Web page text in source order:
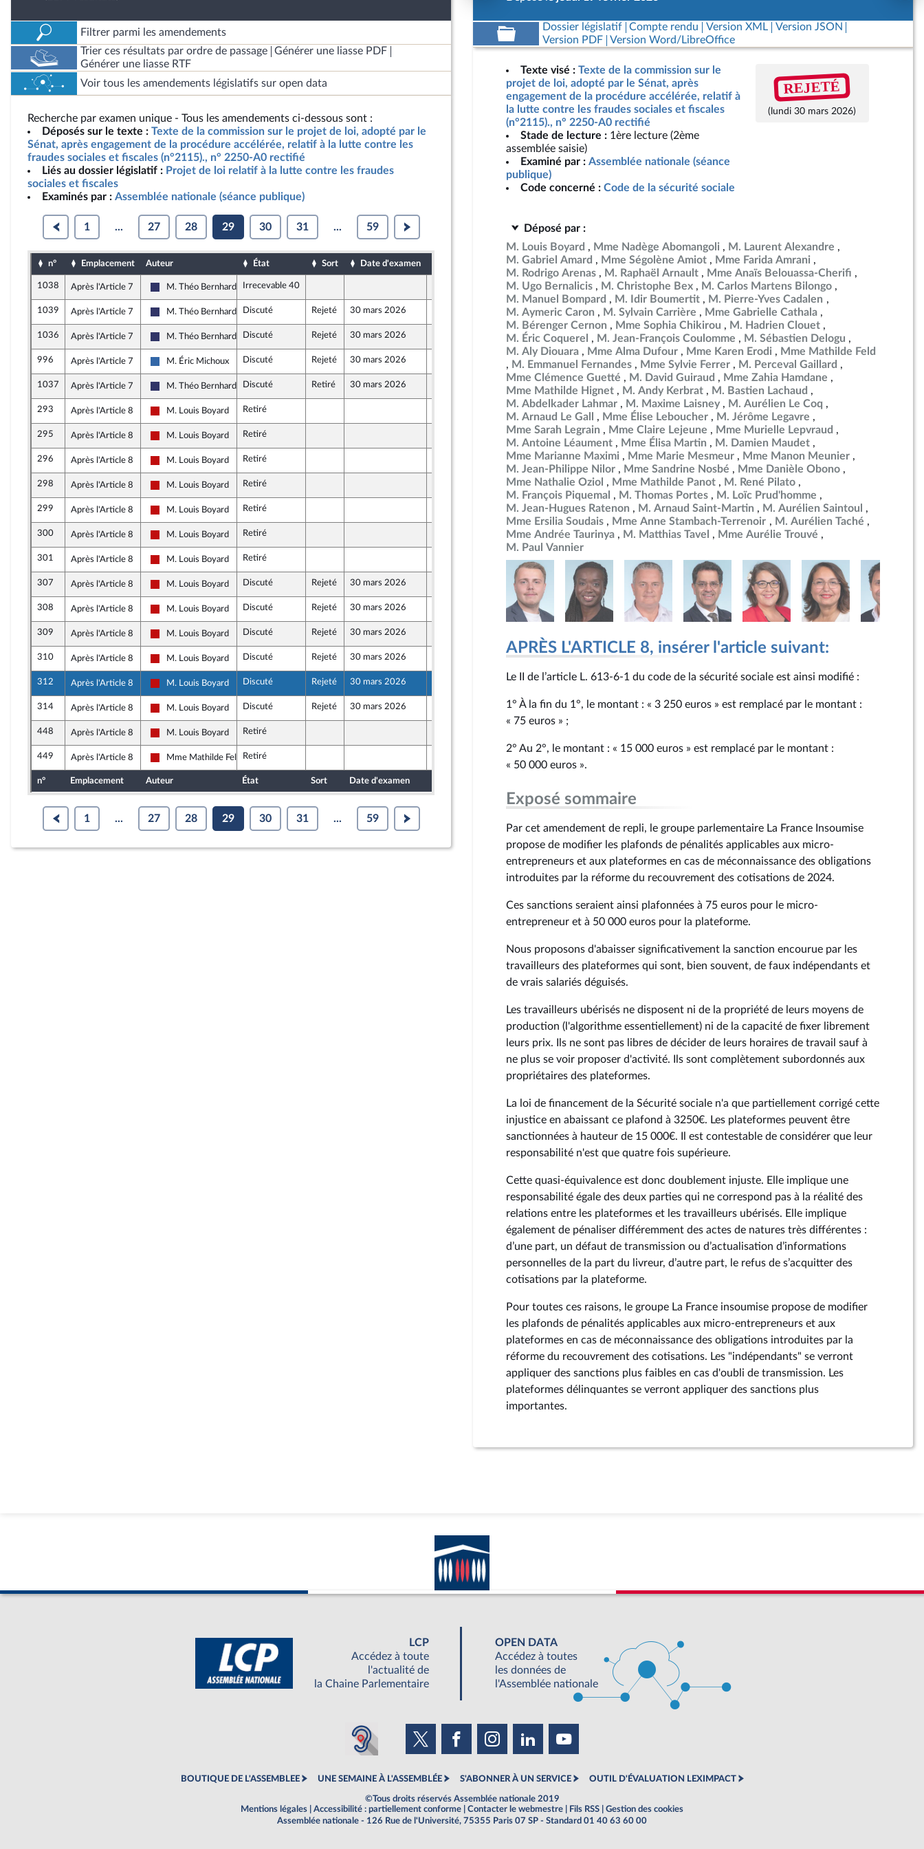
Filtrer parmi les amendements
Trier ces résultats par ordre de passage
Générer une liasse PDF
Générer une liasse RTF
Voir tous les amendements législatifs sur open data
Recherche par examen unique - Tous les amendements ci-dessous sont :
Déposés sur le texte : Texte de la commission sur le projet de loi, adopté par le
Sénat, après engagement de la procédure accélérée, relatif à la lutte contre les
fraudes sociales et fiscales (n°2115)., n° 2250-A0 rectifié
Liés au dossier législatif : Projet de loi relatif à la lutte contre les fraudes
sociales et fiscales
Examinés par : Assemblée nationale (séance publique)
1 ... 27 28 29 30 31 ... 59
n° Emplacement Auteur État Sort Date d'examen
1038 Après l'Article 7
Rassemblement National
M. Théo Bernhardt Irrecevable 40
1039 Après l'Article 7
Rassemblement National
M. Théo Bernhardt Discuté Rejeté 30 mars 2026
1036 Après l'Article 7
Rassemblement National
M. Théo Bernhardt Discuté Rejeté 30 mars 2026
996 Après l'Article 7
Union des droites pour la République
M. Éric Michoux Discuté Rejeté 30 mars 2026
1037 Après l'Article 7
Rassemblement National
M. Théo Bernhardt Discuté Retiré 30 mars 2026
293 Après l'Article 8
La France insoumise - Nouveau Front Populaire
M. Louis Boyard Retiré
295 Après l'Article 8
La France insoumise - Nouveau Front Populaire
M. Louis Boyard Retiré
296 Après l'Article 8
La France insoumise - Nouveau Front Populaire
M. Louis Boyard Retiré
298 Après l'Article 8
La France insoumise - Nouveau Front Populaire
M. Louis Boyard Retiré
299 Après l'Article 8
La France insoumise - Nouveau Front Populaire
M. Louis Boyard Retiré
300 Après l'Article 8
La France insoumise - Nouveau Front Populaire
M. Louis Boyard Retiré
301 Après l'Article 8
La France insoumise - Nouveau Front Populaire
M. Louis Boyard Retiré
307 Après l'Article 8
La France insoumise - Nouveau Front Populaire
M. Louis Boyard Discuté Rejeté 30 mars 2026
308 Après l'Article 8
La France insoumise - Nouveau Front Populaire
M. Louis Boyard Discuté Rejeté 30 mars 2026
309 Après l'Article 8
La France insoumise - Nouveau Front Populaire
M. Louis Boyard Discuté Rejeté 30 mars 2026
310 Après l'Article 8
La France insoumise - Nouveau Front Populaire
M. Louis Boyard Discuté Rejeté 30 mars 2026
312 Après l'Article 8
La France insoumise - Nouveau Front Populaire
M. Louis Boyard Discuté Rejeté 30 mars 2026
314 Après l'Article 8
La France insoumise - Nouveau Front Populaire
M. Louis Boyard Discuté Rejeté 30 mars 2026
448 Après l'Article 8
La France insoumise - Nouveau Front Populaire
M. Louis Boyard Retiré
449 Après l'Article 8
La France insoumise - Nouveau Front Populaire
Mme Mathilde Feld Retiré
n° Emplacement Auteur État Sort Date d'examen
1 ... 27 28 29 30 31 ... 59
Dossier législatif Compte rendu Version XML
Version JSON
Version PDF
Version Word/LibreOffice
Texte visé : Texte de la commission sur le
projet de loi, adopté par le Sénat, après
engagement de la procédure accélérée, relatif à
la lutte contre les fraudes sociales et fiscales
(n°2115)., n° 2250-A0 rectifié
Stade de lecture : 1ère lecture (2ème
assemblée saisie)
Examiné par : Assemblée nationale (séance
publique)
Code concerné : Code de la sécurité sociale
REJETÉ
(lundi 30 mars 2026)
Déposé par :
M. Louis Boyard
Mme Nadège Abomangoli
M. Laurent Alexandre
M. Gabriel Amard
Mme Ségolène Amiot
Mme Farida Amrani
M. Rodrigo Arenas
M. Raphaël Arnault
Mme Anaïs Belouassa-Cherifi
M. Ugo Bernalicis
M. Christophe Bex
M. Carlos Martens Bilongo
M. Manuel Bompard
M. Idir Boumertit
M. Pierre-Yves Cadalen
M. Aymeric Caron
M. Sylvain Carrière
Mme Gabrielle Cathala
M. Bérenger Cernon
Mme Sophia Chikirou
M. Hadrien Clouet
M. Éric Coquerel
M. Jean-François Coulomme
M. Sébastien Delogu
M. Aly Diouara
Mme Alma Dufour Mme Karen Erodi
Mme Mathilde Feld
M. Emmanuel Fernandes
Mme Sylvie Ferrer
M. Perceval Gaillard
Mme Clémence Guetté
M. David Guiraud
Mme Zahia Hamdane
Mme Mathilde Hignet
M. Andy Kerbrat
M. Bastien Lachaud
M. Abdelkader Lahmar
M. Maxime Laisney
M. Aurélien Le Coq
M. Arnaud Le Gall
Mme Élise Leboucher
M. Jérôme Legavre
Mme Sarah Legrain
Mme Claire Lejeune
Mme Murielle Lepvraud
M. Antoine Léaument
Mme Élisa Martin
M. Damien Maudet
Mme Marianne Maximi
Mme Marie Mesmeur
Mme Manon Meunier
M. Jean-Philippe Nilor
Mme Sandrine Nosbé
Mme Danièle Obono
Mme Nathalie Oziol
Mme Mathilde Panot
M. René Pilato
M. François Piquemal
M. Thomas Portes
M. Loïc Prud'homme
M. Jean-Hugues Ratenon
M. Arnaud Saint-Martin
M. Aurélien Saintoul
Mme Ersilia Soudais
Mme Anne Stambach-Terrenoir
M. Aurélien Taché
Mme Andrée Taurinya
M. Matthias Tavel
Mme Aurélie Trouvé
M. Paul Vannier
APRÈS L'ARTICLE 8, insérer l'article suivant:
Le II de l’article L. 613‑6‑1 du code de la sécurité sociale est ainsi modifié :
1° À la fin du 1°, le montant : « 3 250 euros » est remplacé par le montant :
« 75 euros » ;
2° Au 2°, le montant : « 15 000 euros » est remplacé par le montant :
« 50 000 euros ».
Exposé sommaire
Par cet amendement de repli, le groupe parlementaire La France Insoumise
propose de modifier les plafonds de pénalités applicables aux micro-
entrepreneurs et aux plateformes en cas de méconnaissance des obligations
introduites par la réforme du recouvrement des cotisations de 2024.
Ces sanctions seraient ainsi plafonnées à 75 euros pour le micro-
entrepreneur et à 50 000 euros pour la plateforme.
Nous proposons d'abaisser significativement la sanction encourue par les
travailleurs des plateformes qui sont, bien souvent, de faux indépendants et
de vrais salariés déguisés.
Les travailleurs ubérisés ne disposent ni de la propriété de leurs moyens de
production (l'algorithme essentiellement) ni de la capacité de fixer librement
leurs prix. Ils ne sont pas libres de décider de leurs horaires de travail sauf à
ne plus se voir proposer d'activité. Ils sont complètement subordonnés aux
propriétaires des plateformes.
La loi de financement de la Sécurité sociale n'a que partiellement corrigé cette
injustice en abaissant ce plafond à 3250€. Les plateformes peuvent être
sanctionnées à hauteur de 15 000€. Il est contestable de considérer que leur
responsabilité n'est que quatre fois supérieure.
Cette quasi-équivalence est donc doublement injuste. Elle implique une
responsabilité égale des deux parties qui ne correspond pas à la réalité des
relations entre les plateformes et les travailleurs ubérisés. Elle implique
également de pénaliser différemment des actes de natures très différentes :
d’une part, un défaut de transmission ou d’actualisation d’informations
personnelles de la part du livreur, d’autre part, le refus de s’acquitter des
cotisations par la plateforme.
Pour toutes ces raisons, le groupe La France insoumise propose de modifier
les plafonds de pénalités applicables aux micro-entrepreneurs et aux
plateformes en cas de méconnaissance des obligations introduites par la
réforme du recouvrement des cotisations. Les "indépendants" se verront
appliquer des sanctions plus faibles en cas d'oubli de transmission. Les
plateformes délinquantes se verront appliquer des sanctions plus
importantes.
LCP
Accédez à toute
l'actualité de
la Chaine Parlementaire
OPEN DATA
Accédez à toutes
les données de
l'Assemblée nationale
BOUTIQUE DE L'ASSEMBLEE UNE SEMAINE À L'ASSEMBLÉE S'ABONNER À UN SERVICE OUTIL D'ÉVALUATION LEXIMPACT
©Tous droits réservés Assemblée nationale 2019
Mentions légales
Accessibilité : partiellement conforme Contacter le webmestre Fils RSS
Gestion des cookies
Assemblée nationale - 126 Rue de l'Université, 75355 Paris 07 SP - Standard 01 40 63 60 00